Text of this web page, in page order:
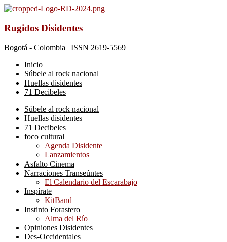
Rugidos Disidentes
Bogotá - Colombia | ISSN 2619-5569
Inicio
Súbele al rock nacional
Huellas disidentes
71 Decibeles
Súbele al rock nacional
Huellas disidentes
71 Decibeles
foco cultural
Agenda Disidente
Lanzamientos
Asfalto Cinema
Narraciones Transeúntes
El Calendario del Escarabajo
Inspírate
KitBand
Instinto Forastero
Alma del Río
Opiniones Disidentes
Des-Occidentales